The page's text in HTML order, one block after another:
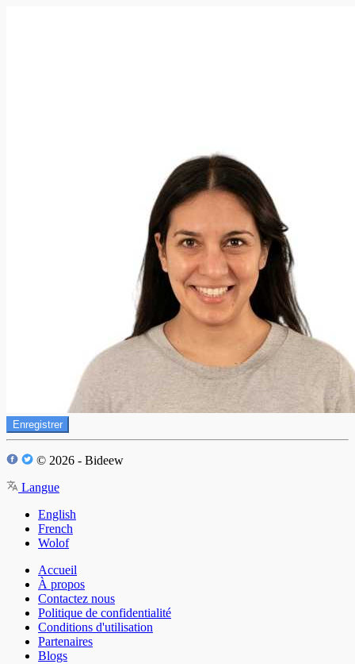
Enregistrer
© 2026 - Bideew
Langue
English
French
Wolof
Accueil
À propos
Contactez nous
Politique de confidentialité
Conditions d'utilisation
Partenaires
Blogs